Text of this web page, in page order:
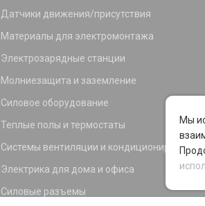
Датчики движения/присутствия
Материалы для электромонтажа
Электрозарядные станции
Молниезащита и заземление
Силовое оборудование
Теплые полы и термостаты
Системы вентиляции и кондиционирования
Электрика для дома и офиса
Силовые разъемы
Мы